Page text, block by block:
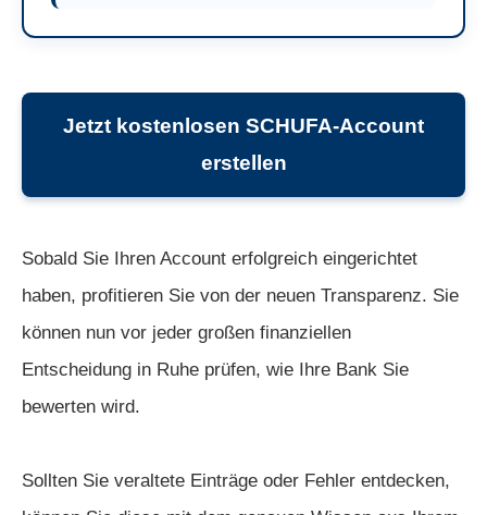
Jetzt kostenlosen SCHUFA-Account
erstellen
Sobald Sie Ihren Account erfolgreich eingerichtet
haben, profitieren Sie von der neuen Transparenz. Sie
können nun vor jeder großen finanziellen
Entscheidung in Ruhe prüfen, wie Ihre Bank Sie
bewerten wird.
Sollten Sie veraltete Einträge oder Fehler entdecken,